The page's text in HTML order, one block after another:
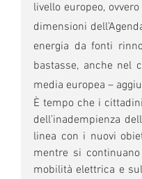
livello europeo,
dimensioni
energia da fonti
bastasse, anche nel
media europea –
È tempo che i
dell’inadempienza
linea con i nuovi
mentre si
mobilità elettrica e